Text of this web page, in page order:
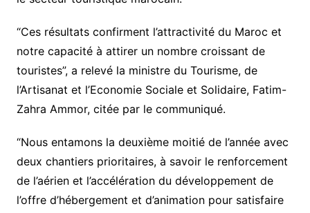
“Ces résultats confirment l’attractivité du Maroc et
notre capacité à attirer un nombre croissant de
touristes”, a relevé la ministre du Tourisme, de
l’Artisanat et l’Economie Sociale et Solidaire, Fatim-
Zahra Ammor, citée par le communiqué.
“Nous entamons la deuxième moitié de l’année avec
deux chantiers prioritaires, à savoir le renforcement
de l’aérien et l’accélération du développement de
l’offre d’hébergement et d’animation pour satisfaire